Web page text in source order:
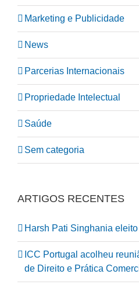
Marketing e Publicidade
News
Parcerias Internacionais
Propriedade Intelectual
Saúde
Sem categoria
ARTIGOS RECENTES
Harsh Pati Singhania
ICC Portugal acolheu
de Direito e Prática